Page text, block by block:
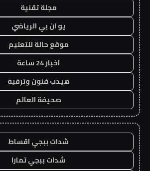
مجلة تقنية
يو ان بي الرياضي
موقع حالة للتعليم
اخبار 24 ساعة
هيدب فنون وترفيه
صحيفة العالم
شدات ببجي اقساط
شدات ببجي تمارا